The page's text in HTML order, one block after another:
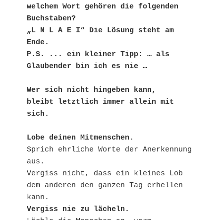
welchem Wort gehören die folgenden
Buchstaben?
„L N L A E I“ Die Lösung steht am
Ende.
P.S. ... ein kleiner Tipp: … als
Glaubender bin ich es nie …
Wer sich nicht hingeben kann,
bleibt letztlich immer allein mit
sich.
Lobe deinen Mitmenschen.
Sprich ehrliche Worte der Anerkennung
aus.
Vergiss nicht, dass ein kleines Lob
dem anderen den ganzen Tag erhellen
kann.
Vergiss nie zu lächeln.